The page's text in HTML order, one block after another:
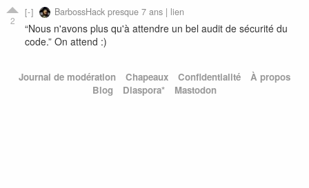
2
BarbossHackpresque 7 ans | lien
“Nous n'avons plus qu'à attendre un bel audit de sécurité du
code.” On attend :)
Journal de modération Chapeaux Confidentialité
À propos
Blog
Diaspora* Mastodon